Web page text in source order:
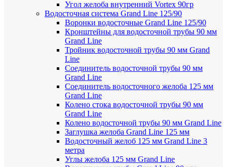
Угол желоба внутренний Vortex 90гр
Водосточная система Grand Line 125/90
Воронки водосточные Grand Line 125/90
Кронштейны для водосточной трубы 90 мм
Grand Line
Тройник водосточной трубы 90 мм Grand
Line
Соединитель водосточной трубы 90 мм
Grand Line
Соединитель водосточного желоба 125 мм
Grand Line
Колено стока водосточной трубы 90 мм
Grand Line
Колено водосточной трубы 90 мм Grand Line
Заглушка желоба Grand Line 125 мм
Водосточный желоб 125 мм Grand Line 3
метра
Углы желоба 125 мм Grand Line